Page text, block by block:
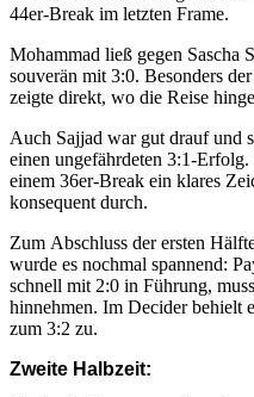
44er-Break im letzten Frame.
Mohammad ließ gegen Sascha
souverän mit 3:0. Besonders
zeigte direkt, wo die Reise
Auch Sajjad war gut drauf und
einen ungefährdeten 3:1-
einem 36er-Break ein klares
konsequent durch.
Zum Abschluss der ersten
wurde es nochmal spannend:
schnell mit 2:0 in Führung,
hinnehmen. Im Decider behielt
zum 3:2 zu.
Zweite Halbzeit: